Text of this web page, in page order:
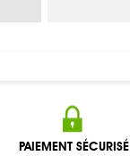
PAIEMENT SÉCURISÉ